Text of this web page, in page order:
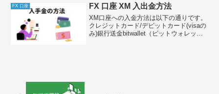
ゼロカットシステムを導...
FX 口座 FX 口座 XM 入出金方法
XM口座への入金方法は以下の通りです。
クレジットカード/デビットカード(visaの
み)銀行送金bitwallet（ビットウォレッ